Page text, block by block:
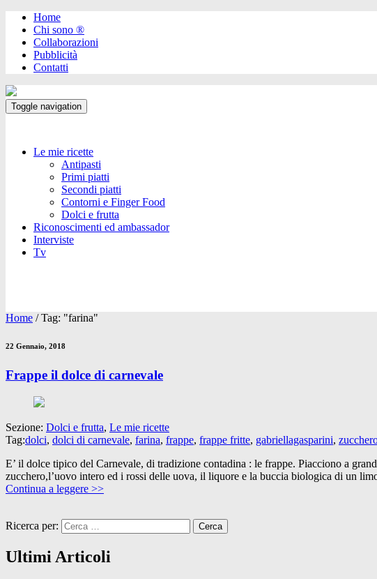
Home
Chi sono ®️
Collaborazioni
Pubblicità
Contatti
Toggle navigation
Le mie ricette
Antipasti
Primi piatti
Secondi piatti
Contorni e Finger Food
Dolci e frutta
Riconoscimenti ed ambassador
Interviste
Tv
Home /Tag: "farina"
22 Gennaio, 2018
Frappe il dolce di carnevale
Sezione: Dolci e frutta, Le mie ricette
Tag:dolci, dolci di carnevale, farina, frappe, frappe fritte, gabriellagasparini,
E’ il dolce tipico del Carnevale, di tradizione contadina : le frappe. Piacciono a
zucchero,l’uovo intero ed i rossi delle uova, il liquore e la buccia biologica di un
Continua a leggere >>
Ricerca per:
Ultimi Articoli